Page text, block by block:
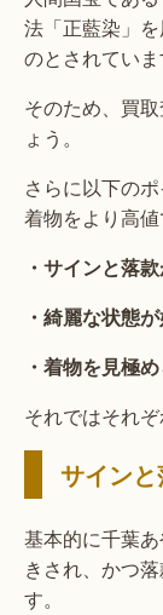
法「正藍染」
のとされていま
そのため、買
ょう。
さらに以下の
着物をより高値
・サインと落
・綺麗な状態
・着物を見極
それではそれぞ
サイン
基本的に千葉
きされ、かつ
す。